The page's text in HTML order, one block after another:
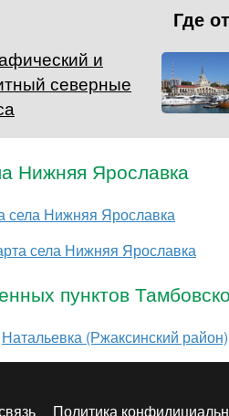
Где
и
северные
Нижняя Ярославка
села Нижняя Ярославка
села Нижняя Ярославка
пунктов
Натальевка (Ржаксинский район)
Политика